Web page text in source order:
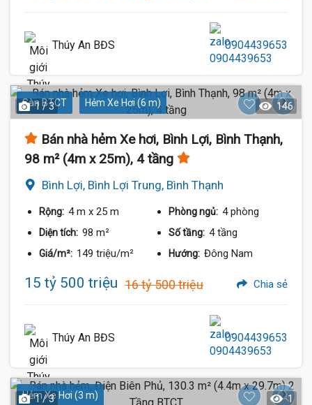
Thúy An BĐS 0904439653
Sàn BTCT Hẻm Xe Hơi (6 m)
1 / 3 146
Bán nhà hẻm Xe hơi, Bình Lợi, Bình Thạnh,
98 m² (4m x 25m), 4 tầng
Bình Lợi, Bình Lợi Trung, Bình Thạnh
Rộng: 4 m x 25 m Phòng ngủ: 4 phòng
Diện tích: 98 m² Số tầng: 4 tầng
Giá/m²: 149 triệu/m² Hướng: Đông Nam
15 tỷ 500 triệu 16 tỷ 500 triệu Chia sẻ
Thúy An BĐS 0904439653
Hẻm Xe Hơi (3 m)
1 / 3 1